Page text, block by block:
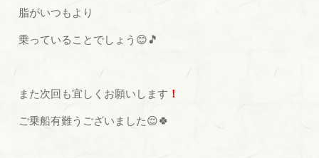
脂がいつもより
乗っていることでしょう😊🎵
また次回も宜しくお願いします ！
ご乗船有難うございました😌🍀